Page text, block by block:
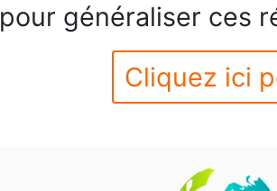
pour généraliser ces
Cliquez ici